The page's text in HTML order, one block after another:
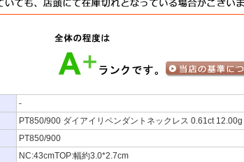
-
PT850/900 ダイアイリペンダントネックレス 0.61ct 12.00g
PT850/900
NC:43cmTOP:幅約3.0*2.7cm